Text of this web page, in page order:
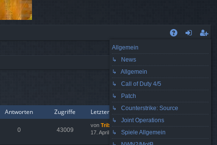
Q
m
el
n
ist
rie
n
Antworten Zugriffe Letzter Beitrag
0 43009
von Tribuns.HuTcH
e
u
17. April 2008, 01:29
Allgemein
↳ News
↳ Allgemein
↳ Call of Duty 4/5
↳ Patch
↳ Counterstrike: Source
↳ Joint Operations
↳ Spiele Allgemein